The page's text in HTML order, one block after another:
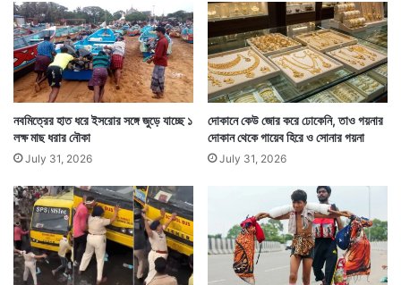
যতক্ষণ না চাবি তাঁর মল দিয়ে বেরিয়ে আসছে, ততক্ষণ তাঁকে কলা
খাওয়ানো চলতে থাকে। তৃতীয় দিনে পৌঁছে ১০ কেজি কলা খাওয়ার
পর অবশেষে ওই ব্যক্তি মলত্যাগ করলে সেই চাবি মলের সঙ্গে
বেরিয়ে আসে।
শ
নি
বা
র
শ
প
থ
গ্র
হ
নবমিত্রের হাত ধরে ইসরোর সঙ্গে জুড়ে যাচ্ছে ১
লক্ষ মাছ ধরার নৌকা
July 31, 2026
দোকানে কেউ জোর করে ঢোকেনি, তাও গয়নার
দোকান থেকে গায়েব হিরে ও সোনার গয়না
July 31, 2026